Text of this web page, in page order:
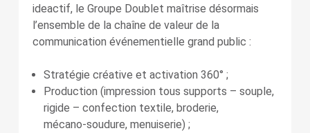
ideactif, le Groupe Doublet maîtrise désormais
l’ensemble de la chaîne de valeur de la
communication événementielle grand public :
Stratégie créative et activation 360° ;
Production (impression tous supports – souple,
rigide – confection textile, broderie,
mécano-soudure, menuiserie) ;